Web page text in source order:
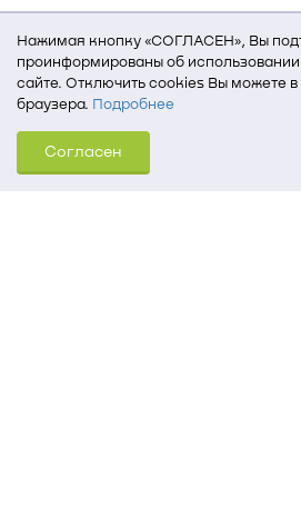
Нажимая кнопку «СОГЛАСЕН», Вы
проинформированы об
сайте. Отключить cookies Вы можете
браузера. Подробнее
Для того, чтобы мы могли качественно
услуги, мы используем cookies,
на Вашем компьютере (Сведения о
Согласен